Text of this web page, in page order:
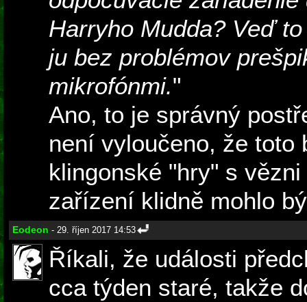
Harryho Mudda? Veď
ju bez problémov
mikrofónmi."
Ano, to je správný
není vyloučeno, že toto
klingonské "hry" s
zařízení klidně mohlo
Eodeon - 29. říjen 2017 14:53
Říkali, že události
cca týden staré, takže